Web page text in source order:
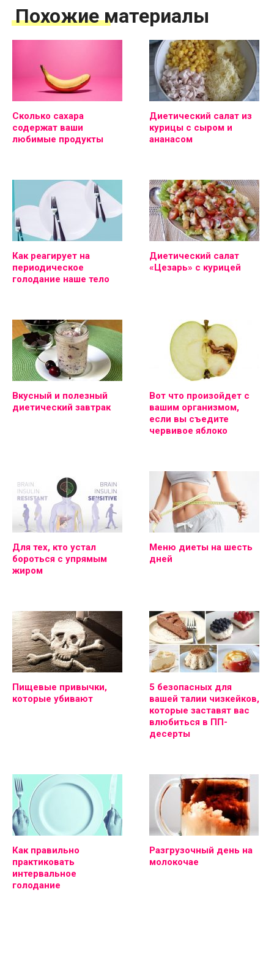
Похожие материалы
Сколько сахара
содержат ваши
любимые продукты
Диетический салат из
курицы с сыром и
ананасом
Как реагирует на
периодическое
голодание наше тело
Диетический салат
«Цезарь» с курицей
Вкусный и полезный
диетический завтрак
Вот что произойдет с
вашим организмом,
если вы съедите
червивое яблоко
Для тех, кто устал
бороться с упрямым
жиром
Меню диеты на шесть
дней
Пищевые привычки,
которые убивают
5 безопасных для
вашей талии чизкейков,
которые заставят вас
влюбиться в ПП-
десерты
Как правильно
практиковать
интервальное
голодание
Разгрузочный день на
молокочае